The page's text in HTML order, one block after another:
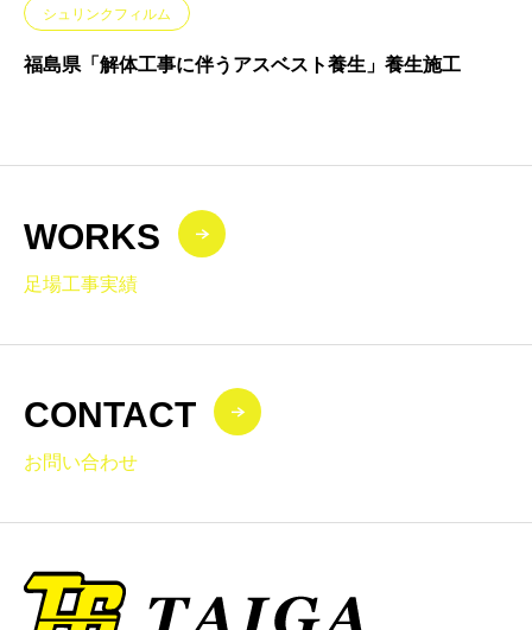
シュリンクフィルム
福島県「解体工事に伴うアスベスト養生」養生施工
WORKS
足場工事実績
CONTACT
お問い合わせ